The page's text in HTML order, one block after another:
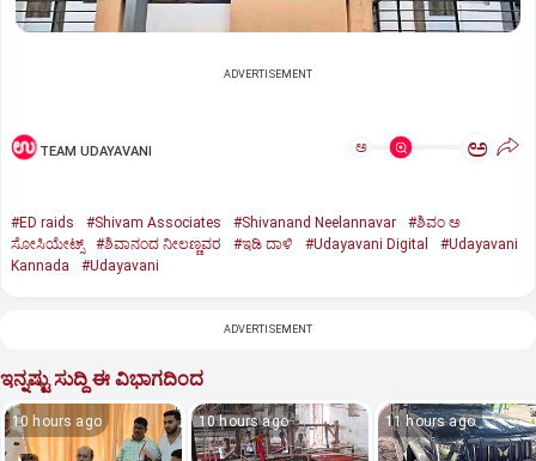
ADVERTISEMENT
TEAM UDAYAVANI ಅ ಅ
#ED raids #Shivam Associates #Shivanand Neelannavar
#ಶಿವಂ ಅ
ಸೋಸಿಯೇಟ್ಸ್
#ಶಿವಾನಂದ ನೀಲಣ್ಣವರ #ಇಡಿ ದಾಳಿ #Udayavani Digital
#Udayavani
Kannada
#Udayavani
ADVERTISEMENT
ಇನ್ನಷ್ಟು ಸುದ್ದಿ ಈ ವಿಭಾಗದಿಂದ
10 hours ago 10 hours ago 11 hours ago